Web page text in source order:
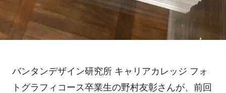
バンタンデザイン研究所 キャリアカレッジ フォ
トグラフィコース卒業生の野村友彰さんが、前回